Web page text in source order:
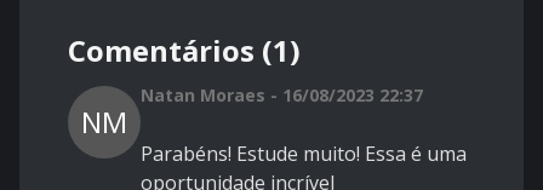
Comentários (1)
NM
Natan Moraes - 16/08/2023 22:37
Parabéns! Estude muito! Essa é uma
oportunidade incrível